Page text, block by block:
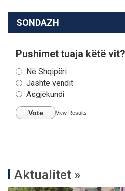
SONDAZH
Pushimet tuaja këtë vit?
Në Shqipëri
Jashtë vendit
Asgjëkundi
Vote View Results
Aktualitet »